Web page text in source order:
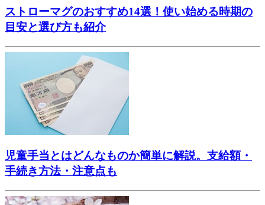
ストローマグのおすすめ14選！使い始める時期の
目安と選び方も紹介
児童手当とはどんなものか簡単に解説。支給額・
手続き方法・注意点も